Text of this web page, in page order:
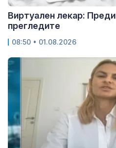
Виртуален лекар:
прегледите
08:50 • 01.08.2026